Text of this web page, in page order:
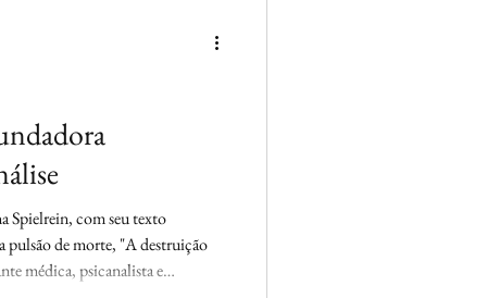
Spielrein, com seu texto
de morte, "A destruição
médica, psicanalista e